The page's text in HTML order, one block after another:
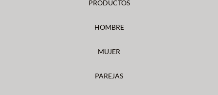
PRODUCTOS
HOMBRE
MUJER
PAREJAS